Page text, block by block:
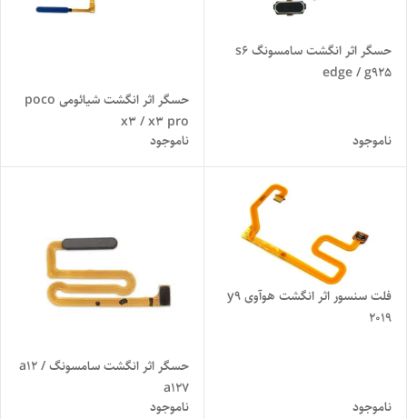
حسگر اثر انگشت سامسونگ s6
edge / g925
ناموجود
حسگر اثر انگشت شیائومی poco
x3 / x3 pro
ناموجود
فلت سنسور اثر انگشت هوآوی y9
2019
ناموجود
حسگر اثر انگشت سامسونگ a12 /
a127
ناموجود